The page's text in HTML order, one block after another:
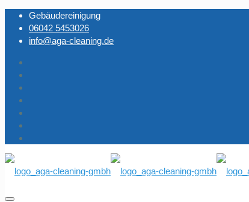
Gebäudereinigung
06042 5453026
info@aga-cleaning.de